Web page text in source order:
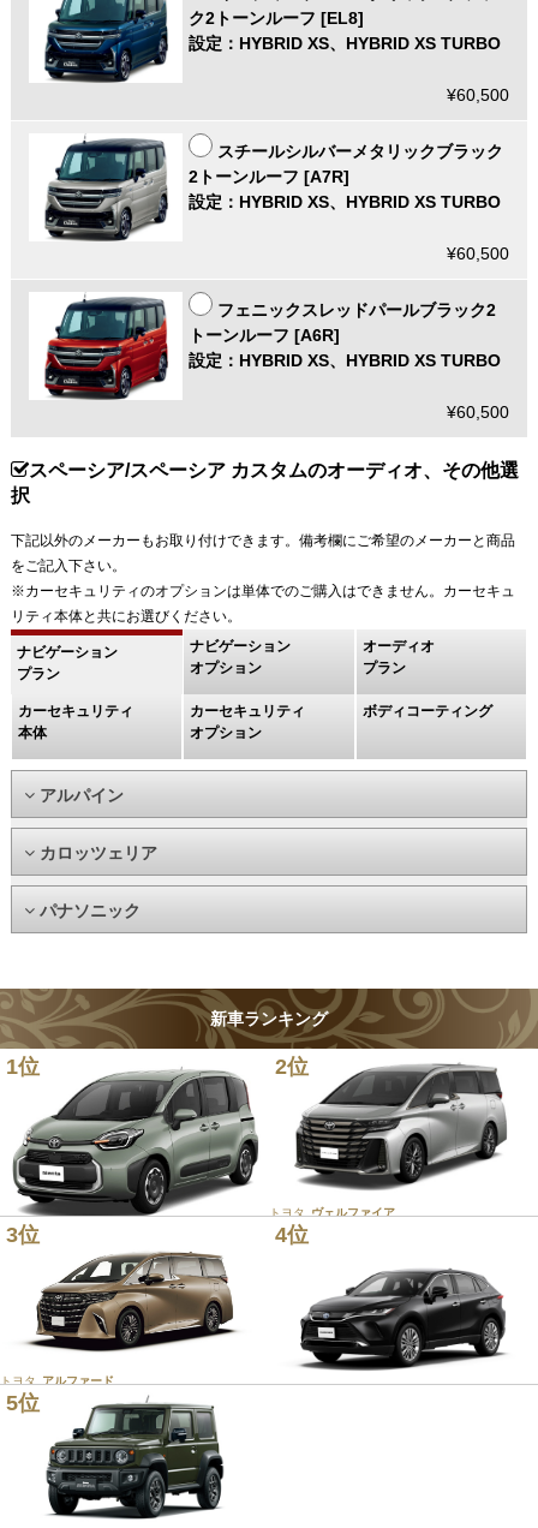
ク2トーンルーフ [EL8]
設定：HYBRID XS、HYBRID XS TURBO
¥60,500
スチールシルバーメタリックブラック
2トーンルーフ [A7R]
設定：HYBRID XS、HYBRID XS TURBO
¥60,500
フェニックスレッドパールブラック2
トーンルーフ [A6R]
設定：HYBRID XS、HYBRID XS TURBO
¥60,500
スペーシア/スペーシア カスタムのオーディオ、その他選
択
下記以外のメーカーもお取り付けできます。備考欄にご希望のメーカーと商品
をご記入下さい。
※カーセキュリティのオプションは単体でのご購入はできません。カーセキュ
リティ本体と共にお選びください。
ナビゲーション
プラン
ナビゲーション
オプション
オーディオ
プラン
カーセキュリティ
本体
カーセキュリティ
オプション
ボディコーティング
アルパイン
カロッツェリア
パナソニック
新車ランキング
1位
トヨタ
2位
トヨタ ヴェルファイア
3位
トヨタ アルファード
4位
5位